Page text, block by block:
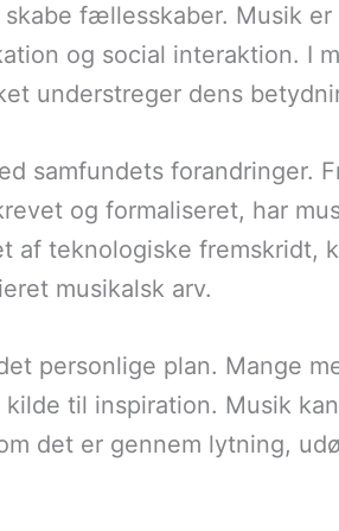
fællesskaber. Musik
og social interaktion. I
understreger dens
samfundets forandringer.
og formaliseret, har
teknologiske fremskridt,
musikalsk arv.
personlige plan. Mange
til inspiration. Musik
det er gennem lytning,